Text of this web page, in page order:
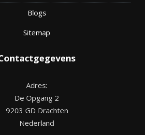
Blogs
Sitemap
Adres:
De Opgang 2
9203 GD Drachten
Nederland